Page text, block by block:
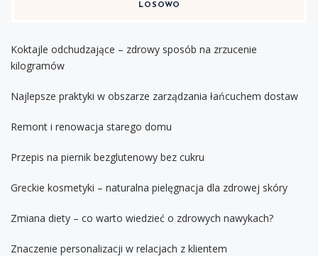
LOSOWO
Koktajle odchudzające – zdrowy sposób na zrzucenie
kilogramów
Najlepsze praktyki w obszarze zarządzania łańcuchem dostaw
Remont i renowacja starego domu
Przepis na piernik bezglutenowy bez cukru
Greckie kosmetyki – naturalna pielęgnacja dla zdrowej skóry
Zmiana diety – co warto wiedzieć o zdrowych nawykach?
Znaczenie personalizacji w relacjach z klientem